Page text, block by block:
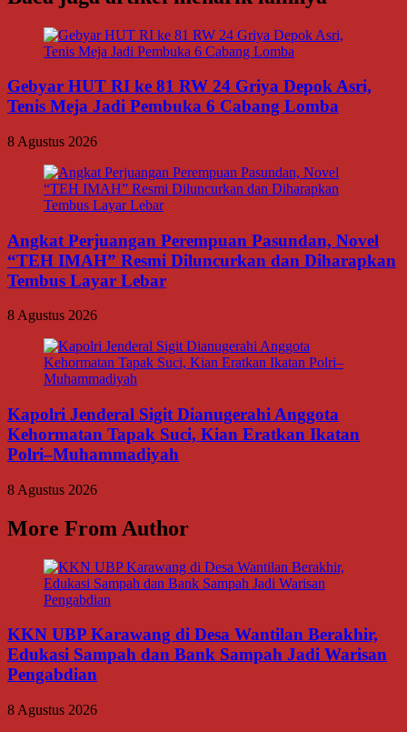
Gebyar HUT RI ke 81 RW 24 Griya Depok Asri,
Tenis Meja Jadi Pembuka 6 Cabang Lomba
8 Agustus 2026
Angkat Perjuangan Perempuan Pasundan, Novel
“TEH IMAH” Resmi Diluncurkan dan Diharapkan
Tembus Layar Lebar
8 Agustus 2026
Kapolri Jenderal Sigit Dianugerahi Anggota
Kehormatan Tapak Suci, Kian Eratkan Ikatan
Polri–Muhammadiyah
8 Agustus 2026
More From Author
KKN UBP Karawang di Desa Wantilan Berakhir,
Edukasi Sampah dan Bank Sampah Jadi Warisan
Pengabdian
8 Agustus 2026